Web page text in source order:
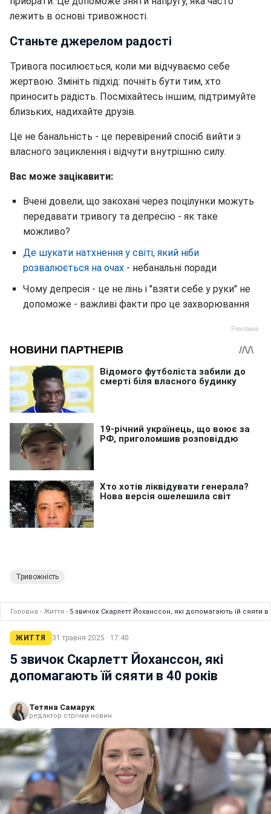
лежить в основі тривожності.
Станьте джерелом радості
Тривога посилюється, коли ми відчуваємо себе
жертвою. Змініть підхід: почніть бути тим, хто
приносить радість. Посміхайтесь іншим, підтримуйте
близьких, надихайте друзів.
Це не банальність - це перевірений спосіб вийти з
власного зациклення і відчути внутрішню силу.
Вас може зацікавити:
Вчені довели, що закохані через поцілунки можуть
передавати тривогу та депресію - як таке
можливо?
Де шукати натхнення у світі, який ніби
розвалюється на очах - небанальні поради
Чому депресія - це не лінь і "взяти себе у руки" не
допоможе - важливі факти про це захворювання
Тривожність
Головна › Життя › 5 звичок Скарлетт Йоханссон, які допомагають їй сяяти в
ЖИТТЯ 31 травня 2025 · 17:40
5 звичок Скарлетт Йоханссон, які
допомагають їй сяяти в 40 років
Тетяна Самарук
редактор стрічки новин